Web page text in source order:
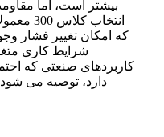
بیشتر است، اما
انتخاب
که امکان تغییر فشار
شرایط کاری
کاربردهای صنعتی که
دارد، توصیه می